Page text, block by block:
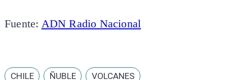
Fuente: ADN Radio Nacional
CHILE ÑUBLE VOLCANES